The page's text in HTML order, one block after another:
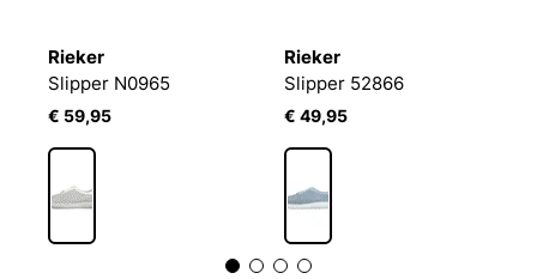
Rieker
Slipper N0965
€ 59,95
Rieker
Slipper 52866
€ 49,95